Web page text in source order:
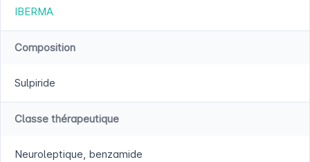
IBERMA
Composition
Sulpiride
Classe thérapeutique
Neuroleptique, benzamide